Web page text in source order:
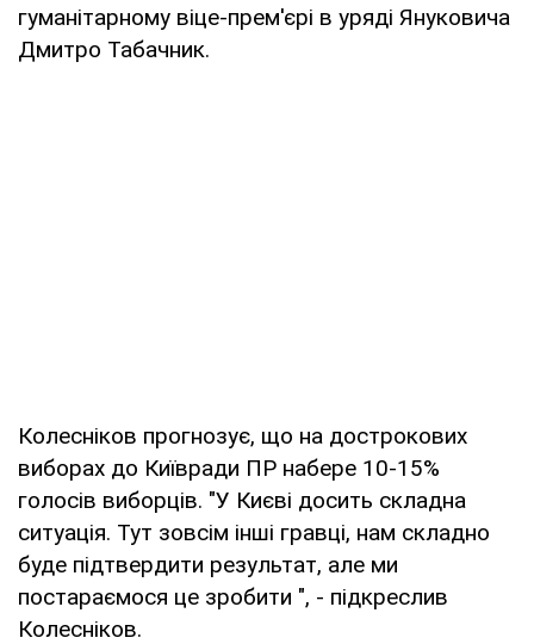
гуманітарному віце-прем'єрі в уряді Януковича
Дмитро Табачник.
Колесніков прогнозує, що на дострокових
виборах до Київради ПР набере 10-15%
голосів виборців. "У Києві досить складна
ситуація. Тут зовсім інші гравці, нам складно
буде підтвердити результат, але ми
постараємося це зробити ", - підкреслив
Колесніков.